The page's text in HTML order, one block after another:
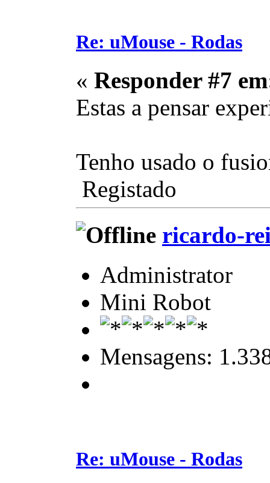
Re: uMouse - Rodas
« Responder #7
Estas a pensar
Tenho usado o
Registado
ricardo-
Administrator
Mini Robot
Mensagens:
Re: uMouse - Rodas